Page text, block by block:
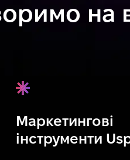
на
Маркетингові
інструменти